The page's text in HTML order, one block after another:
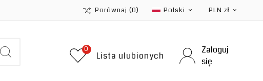
Porównaj (0) Polski  PLN zł 
Lista ulubionych
0
Zaloguj
się